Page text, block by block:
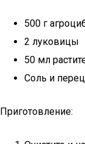
500 г
2 луковицы
50 мл
Соль и
Приготовление: